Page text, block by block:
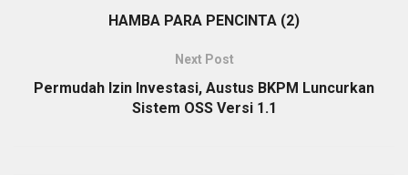
HAMBA PARA PENCINTA (2)
Next Post
Permudah Izin Investasi, Austus BKPM Luncurkan
Sistem OSS Versi 1.1